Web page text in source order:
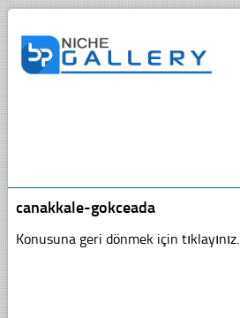
canakkale-gokceada
Konusuna geri dönmek için tıklayınız.